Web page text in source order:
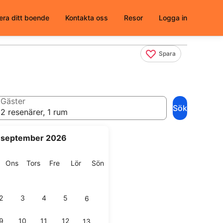
ditt boende Kontakta oss Resor Logga in
Spara
september 2026
OnsOnsdag
TorsTorsdag
FreFredag
LörLördag
SönSöndag
2 3 4 5 6
9 10 11 12 13
Gäster
2 resenärer, 1 rum
Sök